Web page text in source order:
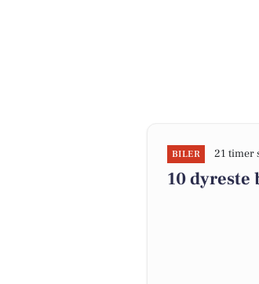
BILER 21 timer
10